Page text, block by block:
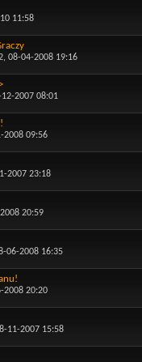
11:58
, 08-04-2008 19:16
12-2007 08:01
2008 09:56
2007 23:18
20:59
06-2008 16:35
2008 20:20
11-2007 15:58